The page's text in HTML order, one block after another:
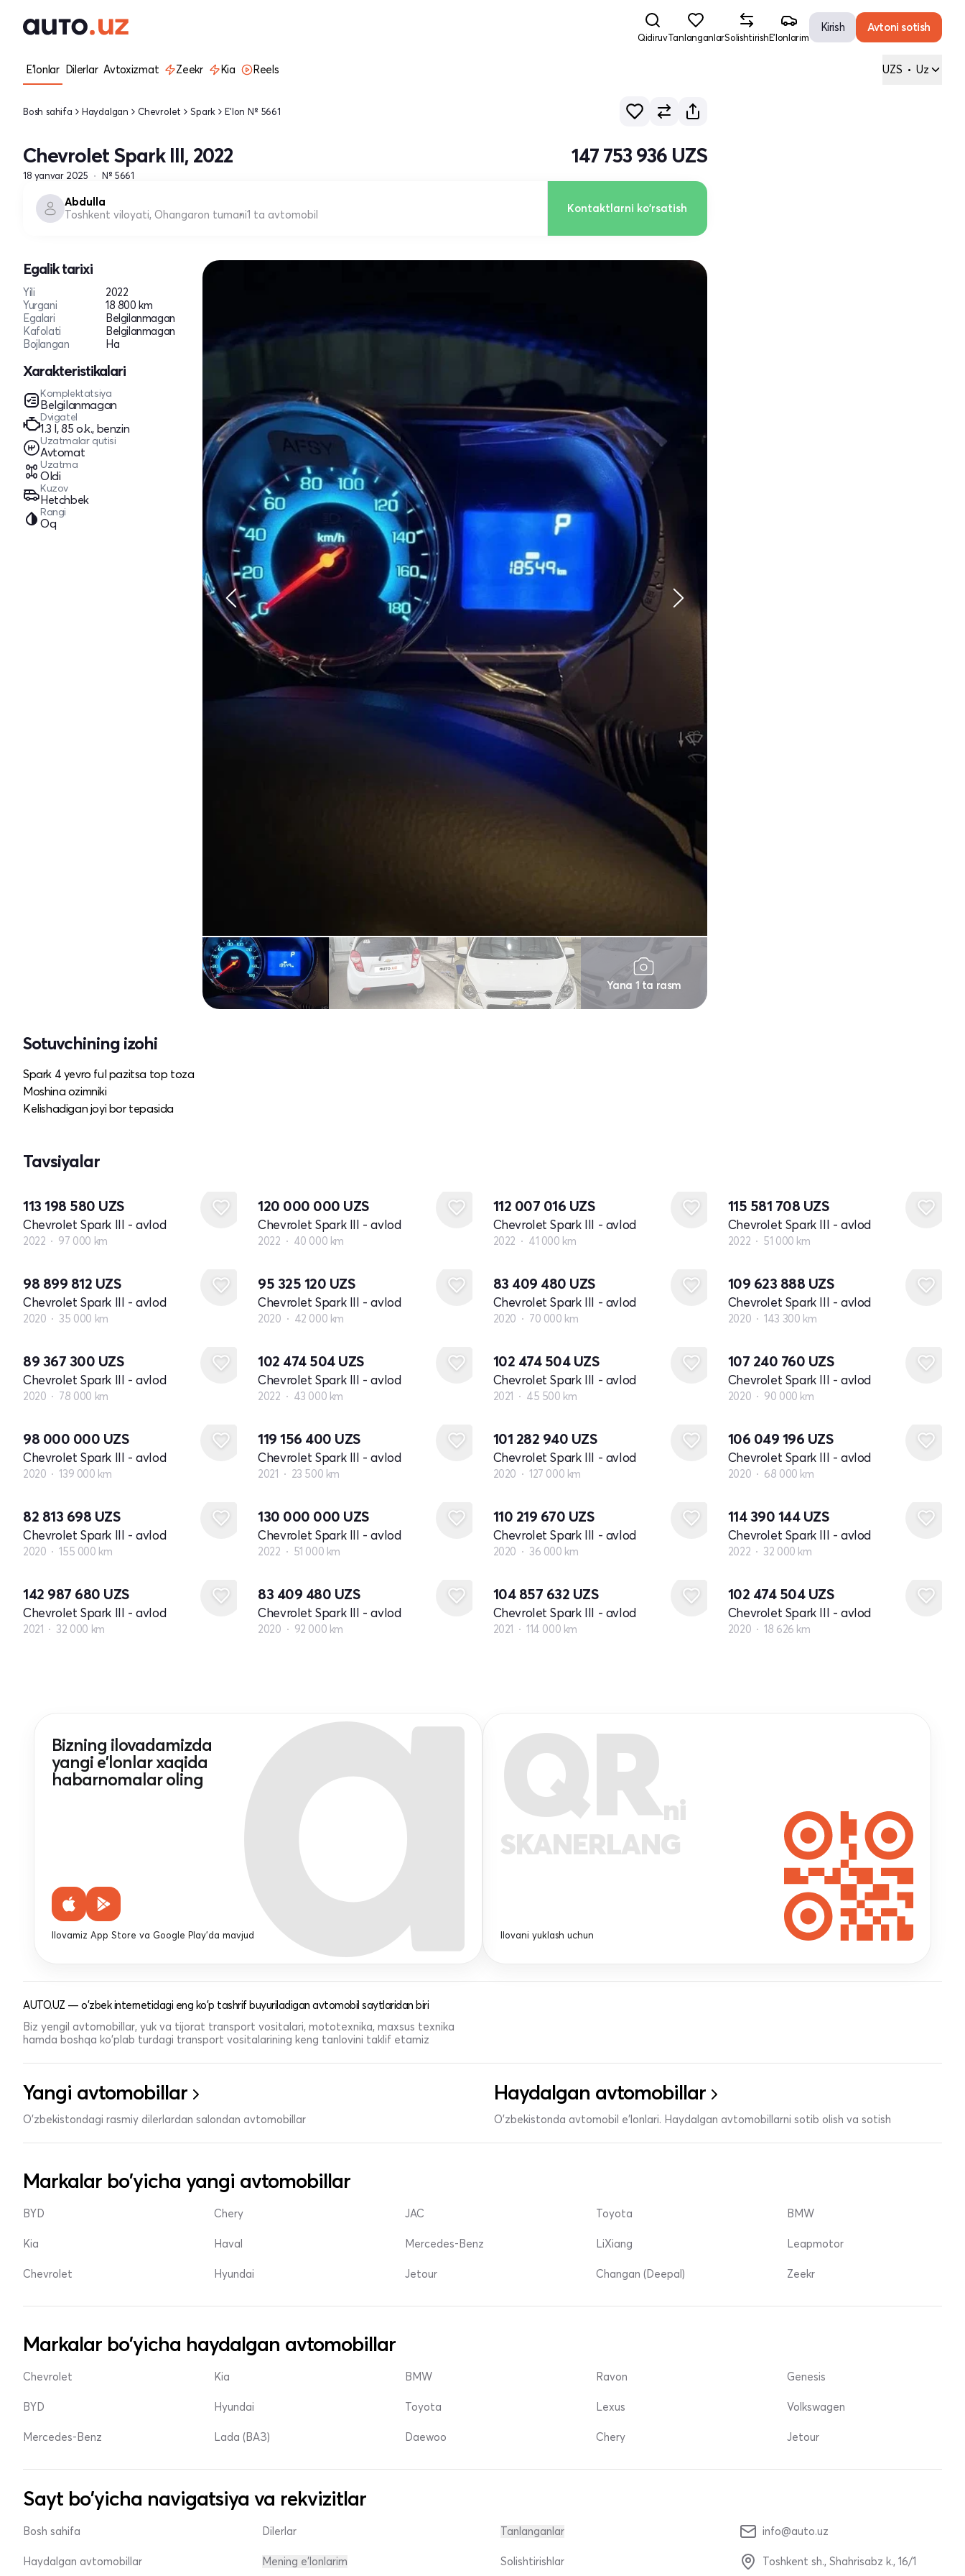
QidiruvTanlanganlarSolishtirishE'lonlarim
Kirish Avtoni sotish
E'lonlar Dilerlar Avtoxizmat Zeekr Kia Reels UZS • Uz
Bosh sahifa Haydalgan Chevrolet Spark E'lon № 5661
Chevrolet Spark III, 2022
18 yanvar 2025 № 5661
147 753 936 UZS
Abdulla
Toshkent viloyati, Ohangaron tumani1 ta avtomobil Kontaktlarni ko'rsatish
Egalik tarixi
Yili
2022
Yurgani
18 800 km
Egalari
Belgilanmagan
Kafolati
Belgilanmagan
Bojlangan
Ha
Xarakteristikalari
Komplektatsiya
Belgilanmagan
Dvigatel
1.3 l, 85 o.k., benzin
Uzatmalar qutisi
Avtomat
Uzatma
Oldi
Kuzov
Hetchbek
Rangi
Oq
Yana 1 ta rasm
Sotuvchining izohi
Spark 4 yevro ful pazitsa top toza
Moshina ozimniki
Kelishadigan joyi bor tepasida
Tavsiyalar
113 198 580 UZS
Chevrolet Spark III - avlod
2022 97 000 km
120 000 000 UZS
Chevrolet Spark III - avlod
2022 40 000 km
112 007 016 UZS
Chevrolet Spark III - avlod
2022 41 000 km
115 581 708 UZS
Chevrolet Spark III - avlod
2022 51 000 km
98 899 812 UZS
Chevrolet Spark III - avlod
2020 35 000 km
95 325 120 UZS
Chevrolet Spark III - avlod
2020 42 000 km
83 409 480 UZS
Chevrolet Spark III - avlod
2020 70 000 km
109 623 888 UZS
Chevrolet Spark III - avlod
2020 143 300 km
89 367 300 UZS
Chevrolet Spark III - avlod
2020 78 000 km
102 474 504 UZS
Chevrolet Spark III - avlod
2022 43 000 km
102 474 504 UZS
Chevrolet Spark III - avlod
2021 45 500 km
107 240 760 UZS
Chevrolet Spark III - avlod
2020 90 000 km
98 000 000 UZS
Chevrolet Spark III - avlod
2020 139 000 km
119 156 400 UZS
Chevrolet Spark III - avlod
2021 23 500 km
101 282 940 UZS
Chevrolet Spark III - avlod
2020 127 000 km
106 049 196 UZS
Chevrolet Spark III - avlod
2020 68 000 km
82 813 698 UZS
Chevrolet Spark III - avlod
2020 155 000 km
130 000 000 UZS
Chevrolet Spark III - avlod
2022 51 000 km
110 219 670 UZS
Chevrolet Spark III - avlod
2020 36 000 km
114 390 144 UZS
Chevrolet Spark III - avlod
2022 32 000 km
142 987 680 UZS
Chevrolet Spark III - avlod
2021 32 000 km
83 409 480 UZS
Chevrolet Spark III - avlod
2020 92 000 km
104 857 632 UZS
Chevrolet Spark III - avlod
2021 114 000 km
102 474 504 UZS
Chevrolet Spark III - avlod
2020 18 626 km
Bizning ilovadamizda
yangi e'lonlar xaqida
habarnomalar oling
Ilovamiz App Store va Google Play'da mavjud
QRni
SKANERLANG
Ilovani yuklash uchun
AUTO.UZ — o'zbek internetidagi eng ko'p tashrif buyuriladigan avtomobil saytlaridan biri
Biz yengil avtomobillar, yuk va tijorat transport vositalari, mototexnika, maxsus texnika
hamda boshqa ko'plab turdagi transport vositalarining keng tanlovini taklif etamiz
Yangi avtomobillar
O'zbekistondagi rasmiy dilerlardan salondan avtomobillar
Haydalgan avtomobillar
O'zbekistonda avtomobil e’lonlari. Haydalgan avtomobillarni sotib olish va sotish
Markalar bo'yicha yangi avtomobillar
BYD
Kia
Chevrolet
Chery
Haval
Hyundai
JAC
Mercedes-Benz
Jetour
Toyota
LiXiang
Changan (Deepal)
BMW
Leapmotor
Zeekr
Markalar bo'yicha haydalgan avtomobillar
Chevrolet
BYD
Mercedes-Benz
Kia
Hyundai
Lada (ВАЗ)
BMW
Toyota
Daewoo
Ravon
Lexus
Chery
Genesis
Volkswagen
Jetour
Sayt bo'yicha navigatsiya va rekvizitlar
Bosh sahifa
Haydalgan avtomobillar
Dilerlar
Mening e'lonlarim
Tanlanganlar
Solishtirishlar
info@auto.uz
Toshkent sh., Shahrisabz k., 16/1